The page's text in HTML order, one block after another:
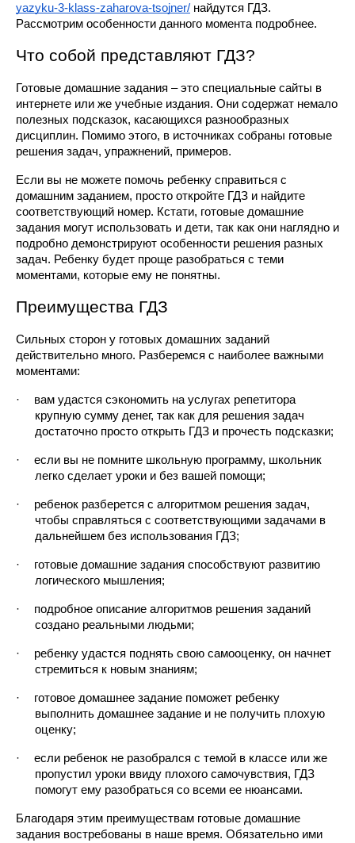
yazyku-3-klass-zaharova-tsojner/ найдутся ГДЗ.
Рассмотрим особенности данного момента подробнее.
Что собой представляют ГДЗ?
Готовые домашние задания – это специальные сайты в
интернете или же учебные издания. Они содержат немало
полезных подсказок, касающихся разнообразных
дисциплин. Помимо этого, в источниках собраны готовые
решения задач, упражнений, примеров.
Если вы не можете помочь ребенку справиться с
домашним заданием, просто откройте ГДЗ и найдите
соответствующий номер. Кстати, готовые домашние
задания могут использовать и дети, так как они наглядно и
подробно демонстрируют особенности решения разных
задач. Ребенку будет проще разобраться с теми
моментами, которые ему не понятны.
Преимущества ГДЗ
Сильных сторон у готовых домашних заданий
действительно много. Разберемся с наиболее важными
моментами:
·
вам удастся сэкономить на услугах репетитора
крупную сумму денег, так как для решения задач
достаточно просто открыть ГДЗ и прочесть подсказки;
·
если вы не помните школьную программу, школьник
легко сделает уроки и без вашей помощи;
·
ребенок разберется с алгоритмом решения задач,
чтобы справляться с соответствующими задачами в
дальнейшем без использования ГДЗ;
·
готовые домашние задания способствуют развитию
логического мышления;
·
подробное описание алгоритмов решения заданий
создано реальными людьми;
·
ребенку удастся поднять свою самооценку, он начнет
стремиться к новым знаниям;
·
готовое домашнее задание поможет ребенку
выполнить домашнее задание и не получить плохую
оценку;
·
если ребенок не разобрался с темой в классе или же
пропустил уроки ввиду плохого самочувствия, ГДЗ
помогут ему разобраться со всеми ее нюансами.
Благодаря этим преимуществам готовые домашние
задания востребованы в наше время. Обязательно ими